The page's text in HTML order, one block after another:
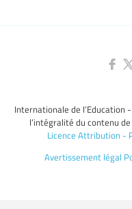
Internationale de l’Education
l’intégralité du contenu
Licence Attribution -
Avertissement légal